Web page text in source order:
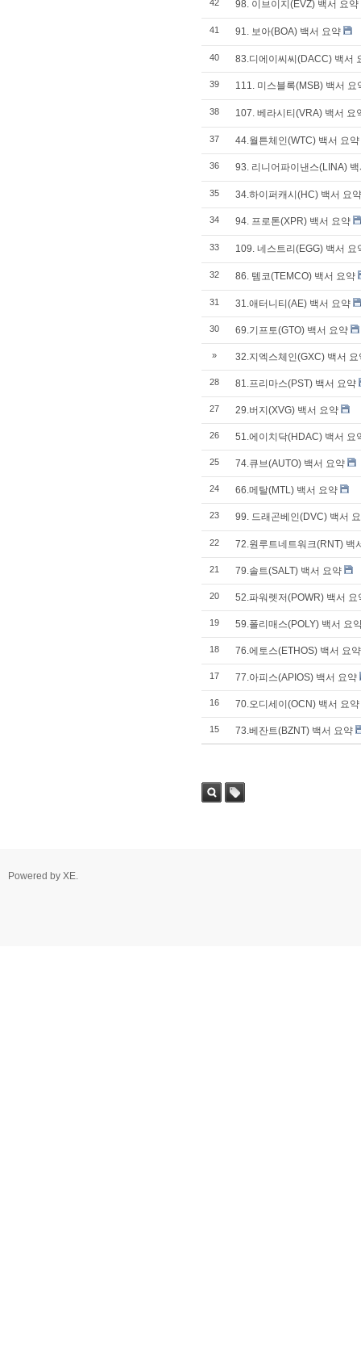
42 98. 이브이지(EVZ) 백서 요약
41 91. 보아(BOA) 백서 요약
40 83.디에이씨씨(DACC) 백서
39 111. 미스블록(MSB) 백서 요
38 107. 베라시티(VRA) 백서 요
37 44.월튼체인(WTC) 백서 요약
36 93. 리니어파이낸스(LINA)
35 34.하이퍼캐시(HC) 백서 요약
34 94. 프로톤(XPR) 백서 요약
33 109. 네스트리(EGG) 백서 요
32 86. 템코(TEMCO) 백서 요약
31 31.애터니티(AE) 백서 요약
30 69.기프토(GTO) 백서 요약
» 32.지엑스체인(GXC) 백서 요
28 81.프리마스(PST) 백서 요약
27 29.버지(XVG) 백서 요약
26 51.에이치닥(HDAC) 백서 요
25 74.큐브(AUTO) 백서 요약
24 66.메탈(MTL) 백서 요약
23 99. 드래곤베인(DVC) 백서
22 72.원루트네트워크(RNT) 백
21 79.솔트(SALT) 백서 요약
20 52.파워렛저(POWR) 백서 요
19 59.폴리매스(POLY) 백서 요
18 76.에토스(ETHOS) 백서 요약
17 77.아피스(APIOS) 백서 요약
16 70.오디세이(OCN) 백서 요약
15 73.베잔트(BZNT) 백서 요약
Powered by XE.